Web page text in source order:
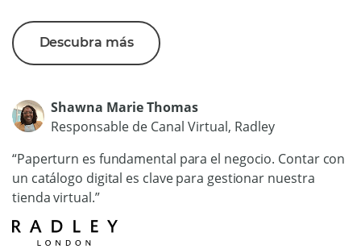
Descubra más
Shawna Marie Thomas
Responsable de Canal Virtual, Radley
“Paperturn es fundamental para el negocio. Contar con
un catálogo digital es clave para gestionar nuestra
tienda virtual.”